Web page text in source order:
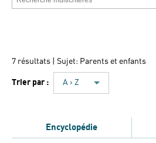
7 résultats | Sujet: Parents et enfants
Trier par : A › Z
Encyclopédie